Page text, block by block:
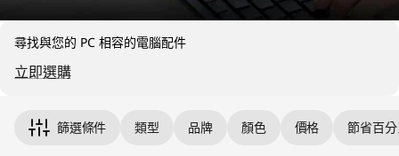
包
尋找與您的 PC 相容的電腦配件
立即選購
篩選條件 類型 品牌 顏色 價格 節省百